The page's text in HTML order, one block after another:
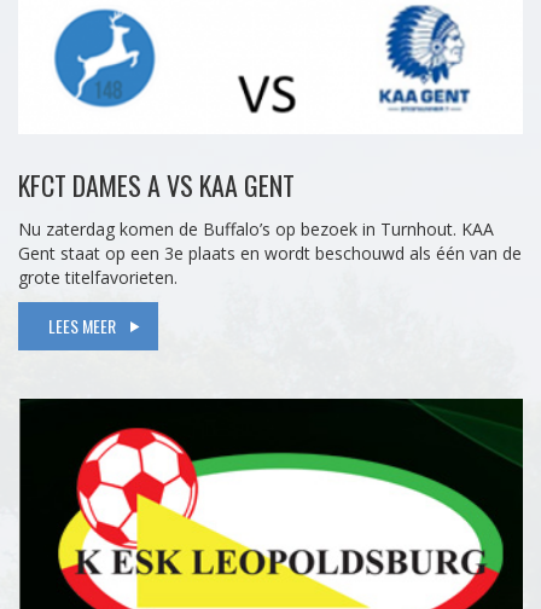
KFCT DAMES A VS KAA GENT
Nu zaterdag komen de Buffalo’s op bezoek in Turnhout. KAA
Gent staat op een 3e plaats en wordt beschouwd als één van de
grote titelfavorieten.
LEES MEER